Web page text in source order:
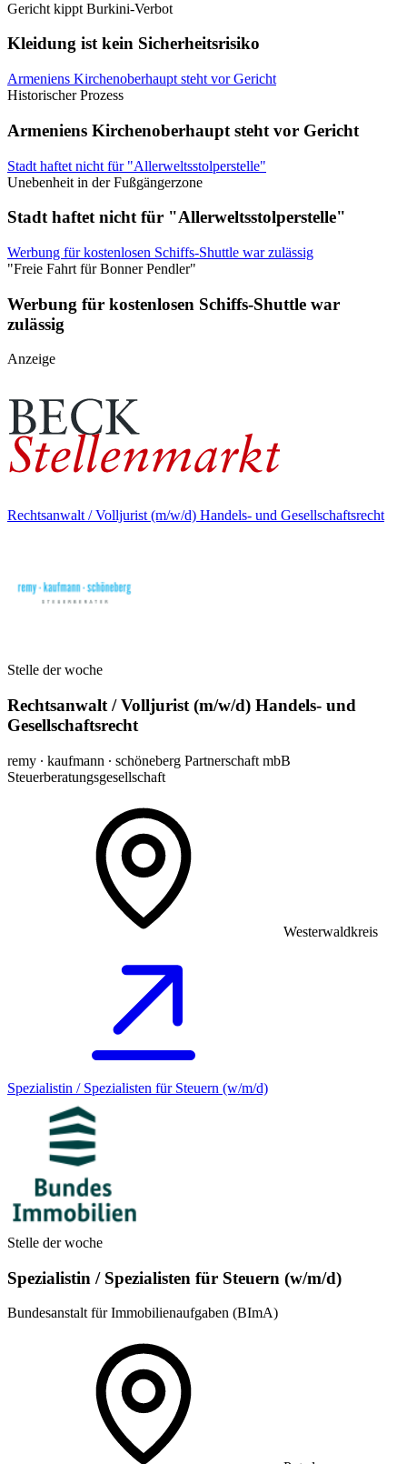
Gericht kippt Burkini-Verbot
Kleidung ist kein Sicherheitsrisiko
Armeniens Kirchenoberhaupt steht vor Gericht
Historischer Prozess
Armeniens Kirchenoberhaupt steht vor Gericht
Stadt haftet nicht für "Allerweltsstolperstelle"
Unebenheit in der Fußgängerzone
Stadt haftet nicht für "Allerweltsstolperstelle"
Werbung für kostenlosen Schiffs-Shuttle war zulässig
"Freie Fahrt für Bonner Pendler"
Werbung für kostenlosen Schiffs-Shuttle war
zulässig
Anzeige
Rechtsanwalt / Volljurist (m/w/d) Handels- und Gesellschaftsrecht
Stelle der woche
Rechtsanwalt / Volljurist (m/w/d) Handels- und
Gesellschaftsrecht
remy ∙ kaufmann ∙ schöneberg Partnerschaft mbB
Steuerberatungsgesellschaft
Westerwaldkreis
Spezialistin / Spezialisten für Steuern (w/m/d)
Stelle der woche
Spezialistin / Spezialisten für Steuern (w/m/d)
Bundesanstalt für Immobilienaufgaben (BImA)